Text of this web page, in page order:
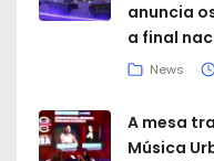
anuncia
a final
News
A mesa
Música